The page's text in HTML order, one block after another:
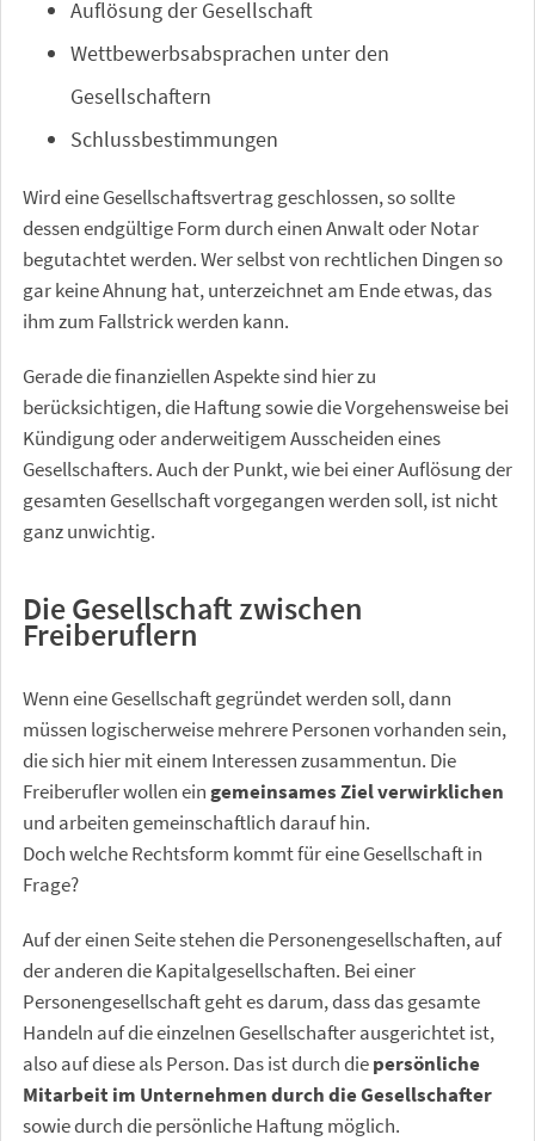
Auflösung der Gesellschaft
Wettbewerbsabsprachen unter den
Gesellschaftern
Schlussbestimmungen
Wird eine Gesellschaftsvertrag geschlossen, so sollte
dessen endgültige Form durch einen Anwalt oder Notar
begutachtet werden. Wer selbst von rechtlichen Dingen so
gar keine Ahnung hat, unterzeichnet am Ende etwas, das
ihm zum Fallstrick werden kann.
Gerade die finanziellen Aspekte sind hier zu
berücksichtigen, die Haftung sowie die Vorgehensweise bei
Kündigung oder anderweitigem Ausscheiden eines
Gesellschafters. Auch der Punkt, wie bei einer Auflösung der
gesamten Gesellschaft vorgegangen werden soll, ist nicht
ganz unwichtig.
Die Gesellschaft zwischen
Freiberuflern
Wenn eine Gesellschaft gegründet werden soll, dann
müssen logischerweise mehrere Personen vorhanden sein,
die sich hier mit einem Interessen zusammentun. Die
Freiberufler wollen eingemeinsames Ziel verwirklichen
und arbeiten gemeinschaftlich darauf hin.
Doch welche Rechtsform kommt für eine Gesellschaft in
Frage?
Auf der einen Seite stehen die Personengesellschaften, auf
der anderen die Kapitalgesellschaften. Bei einer
Personengesellschaft geht es darum, dass das gesamte
Handeln auf die einzelnen Gesellschafter ausgerichtet ist,
also auf diese als Person. Das ist durch diepersönliche
Mitarbeit im Unternehmen durch die Gesellschafter
sowie durch die persönliche Haftung möglich.